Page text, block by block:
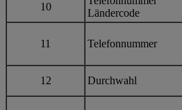
10
Ländercode
11 Telefonnummer
12 Durchwahl